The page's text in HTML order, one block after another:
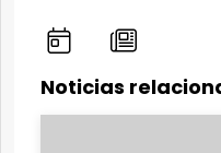
Noticias